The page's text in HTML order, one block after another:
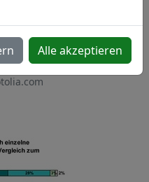
Alle akzeptieren